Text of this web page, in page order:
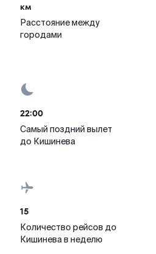
км
Расстояние между
городами
22:00
Самый поздний вылет
до Кишинева
15
Количество рейсов до
Кишинева в неделю